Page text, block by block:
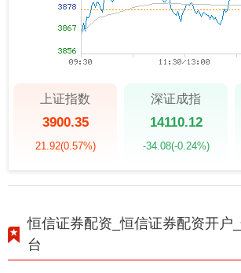
上证指数
3900.35
21.92(0.57%)
深证成指
14110.12
-34.08(-0.24%)
恒信证券配资_恒信证券配资开户
台